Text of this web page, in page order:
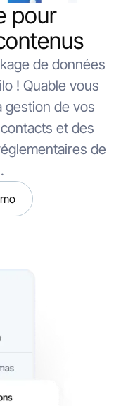
pour
de données
! Quable vous
gestion de vos
et des
de